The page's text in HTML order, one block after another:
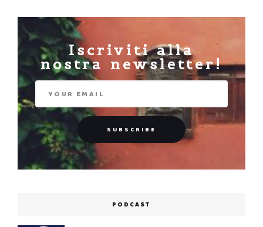
Iscriviti alla
nostra newsletter!
PODCAST